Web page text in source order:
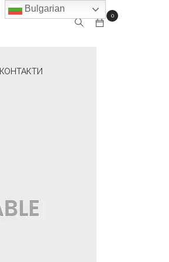
0
КОНТАКТИ
Bulgarian